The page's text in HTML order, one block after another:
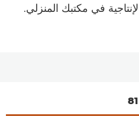
في مكتبك المنزلي.
81